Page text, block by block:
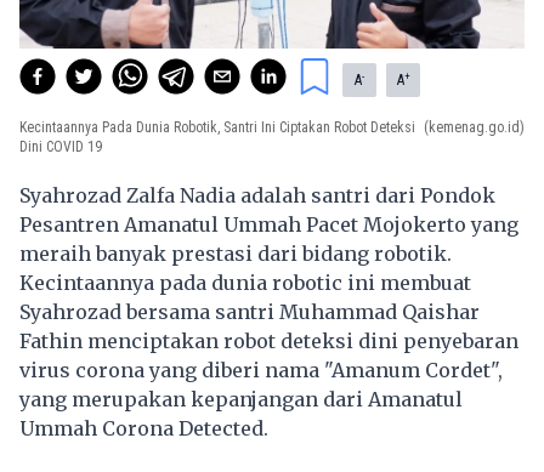
A- A+
Kecintaannya Pada Dunia Robotik, Santri Ini Ciptakan Robot Deteksi
Dini COVID 19
(kemenag.go.id)
Syahrozad Zalfa Nadia adalah santri dari Pondok
Pesantren Amanatul Ummah Pacet Mojokerto yang
meraih banyak prestasi dari bidang robotik.
Kecintaannya pada dunia robotic ini membuat
Syahrozad bersama santri Muhammad Qaishar
Fathin menciptakan robot deteksi dini penyebaran
virus corona yang diberi nama "Amanum Cordet",
yang merupakan kepanjangan dari Amanatul
Ummah Corona Detected.